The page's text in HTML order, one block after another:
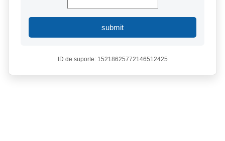
submit
ID de suporte: 15218625772146512425